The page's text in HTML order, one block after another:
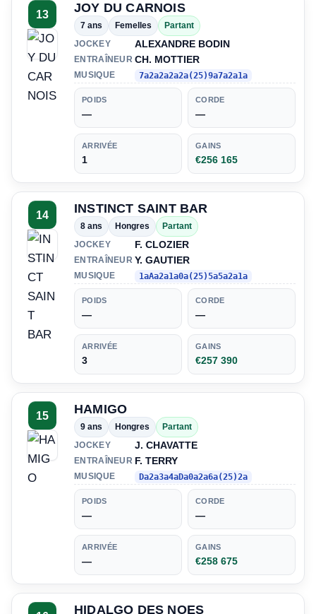
13 JOY DU CARNOIS
7 ans Femelles
Partant
JOCKEY
ALEXANDRE BODIN
ENTRAÎNEUR CH. MOTTIER
MUSIQUE 7a2a2a2a2a(25)9a7a2a1a
POIDS
—
CORDE
—
ARRIVÉE
1
GAINS
€256 165
14 INSTINCT SAINT BAR
8 ans Hongres
Partant
JOCKEY
F. CLOZIER
ENTRAÎNEUR Y. GAUTIER
MUSIQUE 1aAa2a1a0a(25)5a5a2a1a
POIDS
—
CORDE
—
ARRIVÉE
3
GAINS
€257 390
15 HAMIGO
9 ans Hongres
Partant
JOCKEY
J. CHAVATTE
ENTRAÎNEUR F. TERRY
MUSIQUE Da2a3a4aDa0a2a6a(25)2a
POIDS
—
CORDE
—
ARRIVÉE
—
GAINS
€258 675
HIDALGO DES NOES